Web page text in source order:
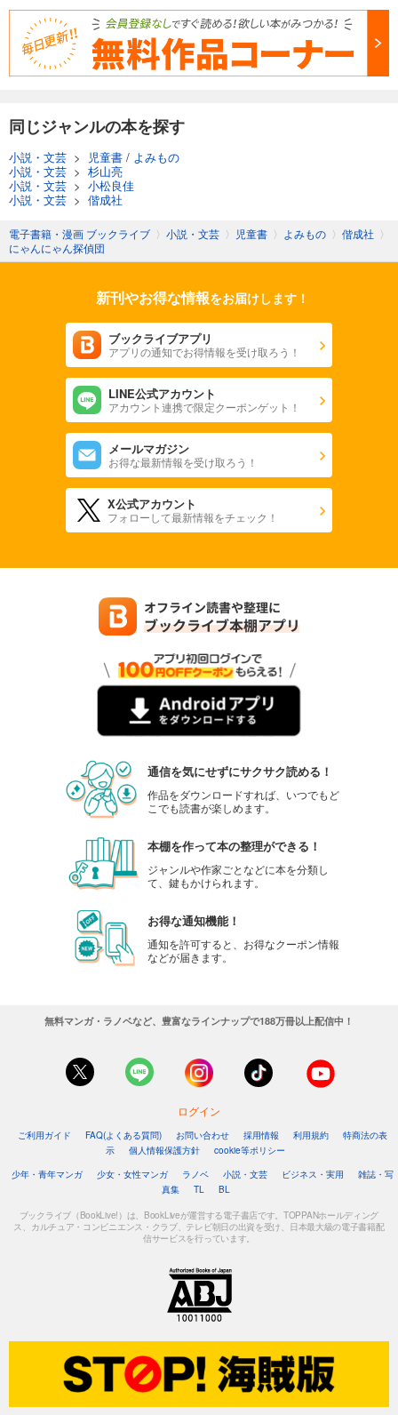
同じジャンルの本を探す
小説・文芸 > 児童書 / よみもの
小説・文芸 > 杉山亮
小説・文芸 > 小松良佳
小説・文芸 > 偕成社
電子書籍・漫画 ブックライブ 〉 小説・文芸 〉 児童書 〉 よみもの 〉 偕成社 〉
にゃんにゃん探偵団
新刊やお得な情報をお届けします！
ブックライブアプリ
アプリの通知でお得情報を受け取ろう！
LINE公式アカウント
アカウント連携で限定クーポンゲット！
メールマガジン
お得な最新情報を受け取ろう！
X公式アカウント
フォローして最新情報をチェック！
通信を気にせずにサクサク読める！
作品をダウンロードすれば、いつでもど
こでも読書が楽しめます。
本棚を作って本の整理ができる！
ジャンルや作家ごとなどに本を分類し
て、鍵もかけられます。
お得な通知機能！
通知を許可すると、お得なクーポン情報
などが届きます。
無料マンガ・ラノベなど、豊富なラインナップで188万冊以上配信中！
ログイン
ご利用ガイド FAQ(よくある質問) お問い合わせ 採用情報 利用規約
特商法の表
示
個人情報保護方針
cookie等ポリシー
少年・青年マンガ
少女・女性マンガ ラノベ 小説・文芸 ビジネス・実用
雑誌・写
真集
TL BL
ブックライブ（BookLive!）は、BookLiveが運営する電子書店です。TOPPANホールディング
ス、カルチュア・コンビニエンス・クラブ、テレビ朝日の出資を受け、日本最大級の電子書籍配
信サービスを行っています。